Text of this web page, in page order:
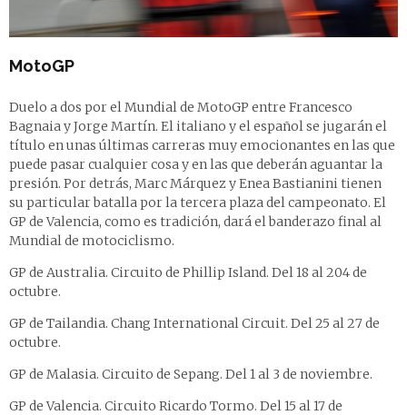
MotoGP
Duelo a dos por el Mundial de MotoGP entre Francesco
Bagnaia y Jorge Martín. El italiano y el español se jugarán el
título en unas últimas carreras muy emocionantes en las que
puede pasar cualquier cosa y en las que deberán aguantar la
presión. Por detrás, Marc Márquez y Enea Bastianini tienen
su particular batalla por la tercera plaza del campeonato. El
GP de Valencia, como es tradición, dará el banderazo final al
Mundial de motociclismo.
GP de Australia. Circuito de Phillip Island. Del 18 al 204 de
octubre.
GP de Tailandia. Chang International Circuit. Del 25 al 27 de
octubre.
GP de Malasia. Circuito de Sepang. Del 1 al 3 de noviembre.
GP de Valencia. Circuito Ricardo Tormo. Del 15 al 17 de